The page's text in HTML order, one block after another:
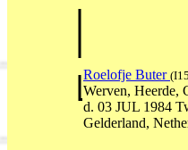
Roelofje Buter
Werven, Heerde,
d. 03 JUL 1984
Gelderland,